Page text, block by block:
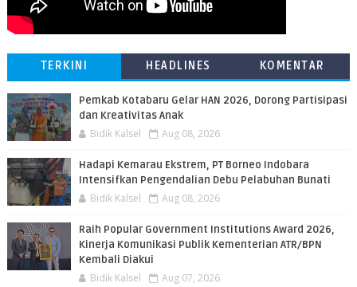
TERKINI HEADLINES KOMENTAR
Pemkab Kotabaru Gelar HAN 2026, Dorong Partisipasi
dan Kreativitas Anak
Bidik Kalsel Aug 08, 2026
​Hadapi Kemarau Ekstrem, PT Borneo Indobara
Intensifkan Pengendalian Debu Pelabuhan Bunati
Bidik Kalsel Aug 08, 2026
Raih Popular Government Institutions Award 2026,
Kinerja Komunikasi Publik Kementerian ATR/BPN
Kembali Diakui
Bidik Kalsel Aug 07, 2026